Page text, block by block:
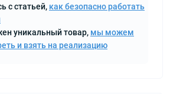
с статьей, как безопасно работать
уникальный товар, мы можем
и взять на реализацию